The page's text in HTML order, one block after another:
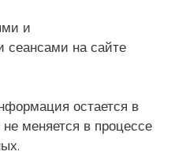
и
сеансами на сайте
остается в
меняется в процессе